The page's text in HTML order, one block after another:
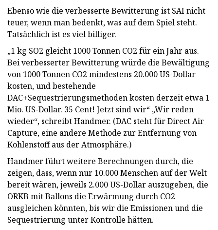
Ebenso wie die verbesserte Bewitterung ist SAI nicht
teuer, wenn man bedenkt, was auf dem Spiel steht.
Tatsächlich ist es viel billiger.
„1 kg SO2 gleicht 1000 Tonnen CO2 für ein Jahr aus.
Bei verbesserter Bewitterung würde die Bewältigung
von 1000 Tonnen CO2 mindestens 20.000 US-Dollar
kosten, und bestehende
DAC+Sequestrierungsmethoden kosten derzeit etwa 1
Mio. US-Dollar. 35 Cent! Jetzt sind wir“ „Wir reden
wieder“, schreibt Handmer. (DAC steht für Direct Air
Capture, eine andere Methode zur Entfernung von
Kohlenstoff aus der Atmosphäre.)
Handmer führt weitere Berechnungen durch, die
zeigen, dass, wenn nur 10.000 Menschen auf der Welt
bereit wären, jeweils 2.000 US-Dollar auszugeben, die
ORKB mit Ballons die Erwärmung durch CO2
ausgleichen könnten, bis wir die Emissionen und die
Sequestrierung unter Kontrolle hätten.